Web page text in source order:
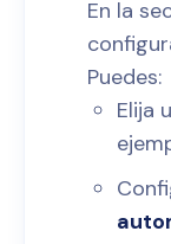
En la
Puedes:
Elija